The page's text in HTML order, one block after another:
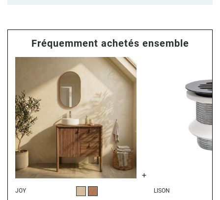
Fréquemment achetés ensemble
JOY
ChêneNoyer
LISON